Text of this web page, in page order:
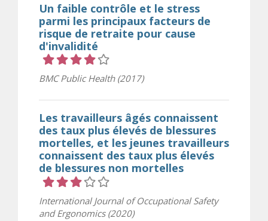
Un faible contrôle et le stress
parmi les principaux facteurs de
risque de retraite pour cause
d'invalidité
BMC Public Health (2017)
Les travailleurs âgés connaissent
des taux plus élevés de blessures
mortelles, et les jeunes travailleurs
connaissent des taux plus élevés
de blessures non mortelles
International Journal of Occupational Safety
and Ergonomics (2020)